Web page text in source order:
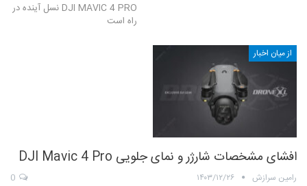
DJI MAVIC 4 PRO نسل آینده در
راه است
از میان اخبار
افشای مشخصات شارژر و نمای جلویی DJI Mavic 4 Pro
رامین سرازش ۱۴۰۳/۱۲/۲۶